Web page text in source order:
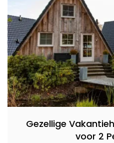
Gezellige
voor 2